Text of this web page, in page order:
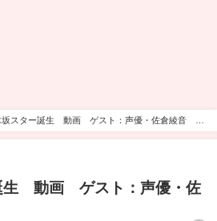
坂スター誕生 動画 ゲスト：声優・佐倉綾音 11
生 動画 ゲスト：声優・佐